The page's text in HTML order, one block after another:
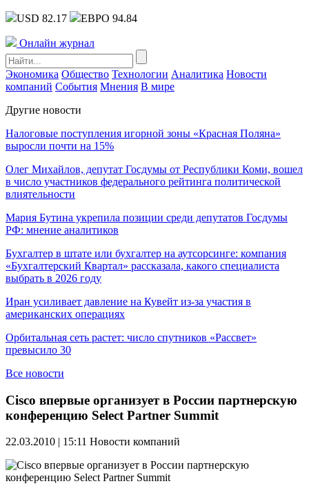
USD 82.17 ЕВРО 94.84
Онлайн журнал
Экономика Общество Технологии Аналитика Новости
компаний События Мнения В мире
Другие новости
Налоговые поступления игорной зоны «Красная Поляна»
выросли почти на 15%
Олег Михайлов, депутат Госдумы от Республики Коми, вошел
в число участников федерального рейтинга политической
влиятельности
Мария Бутина укрепила позиции среди депутатов Госдумы
РФ: мнение аналитиков
Бухгалтер в штате или бухгалтер на аутсорсинге: компания
«Бухгалтерский Квартал» рассказала, какого специалиста
выбрать в 2026 году
Иран усиливает давление на Кувейт из-за участия в
американских операциях
Орбитальная сеть растет: число спутников «Рассвет»
превысило 30
Все новости
Cisco впервые организует в России партнерскую
конференцию Select Partner Summit
22.03.2010 | 15:11 Новости компаний